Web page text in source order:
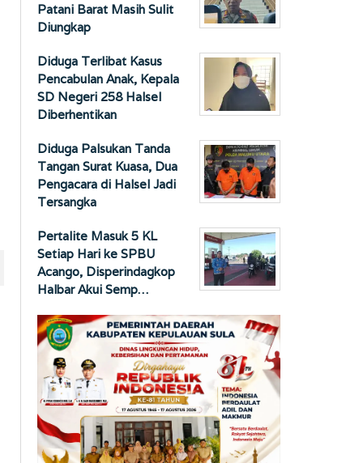
Patani Barat Masih Sulit
Diungkap
Diduga Terlibat Kasus
Pencabulan Anak, Kepala
SD Negeri 258 Halsel
Diberhentikan
Diduga Palsukan Tanda
Tangan Surat Kuasa, Dua
Pengacara di Halsel Jadi
Tersangka
Pertalite Masuk 5 KL
Setiap Hari ke SPBU
Acango, Disperindagkop
Halbar Akui Semp…